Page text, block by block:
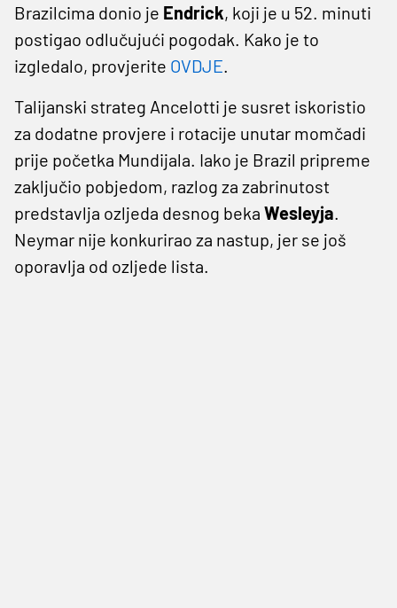
Brazilcima donio je Endrick, koji je u 52. minuti
postigao odlučujući pogodak. Kako je to
izgledalo, provjerite OVDJE.
Talijanski strateg Ancelotti je susret iskoristio
za dodatne provjere i rotacije unutar momčadi
prije početka Mundijala. Iako je Brazil pripreme
zaključio pobjedom, razlog za zabrinutost
predstavlja ozljeda desnog beka Wesleyja.
Neymar nije konkurirao za nastup, jer se još
oporavlja od ozljede lista.